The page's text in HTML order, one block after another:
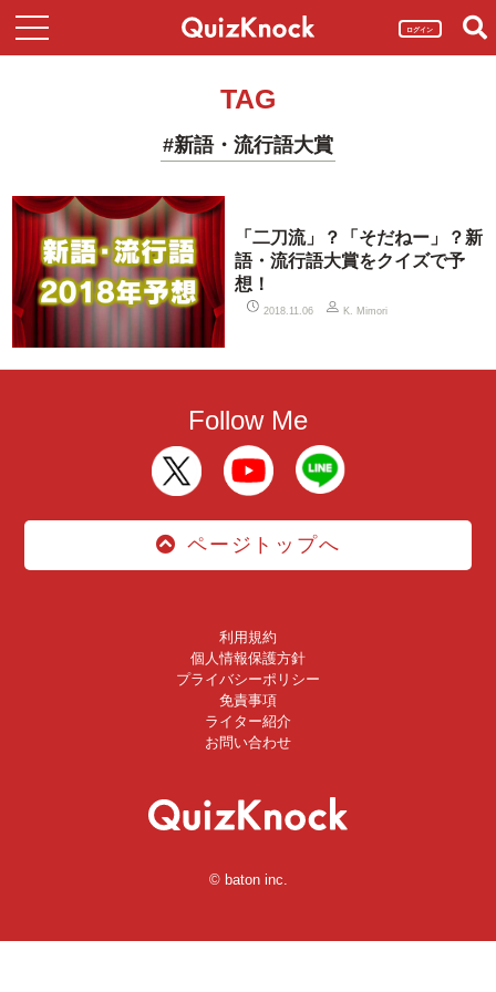
ログイン
TAG
#新語・流行語大賞
「二刀流」？「そだねー」？新
語・流行語大賞をクイズで予
想！
2018.11.06 K. Mimori
Follow Me
ページトップへ
利用規約
個人情報保護方針
プライバシーポリシー
免責事項
ライター紹介
お問い合わせ
© baton inc.